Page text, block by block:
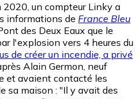
2020, un compteur Linky a
informations de France Bleu
des Deux Eaux que le
l'explosion vers 4 heures du
de créer un incendie, a privé
Alain Germon, neuf
et avaient contacté les
sa maison : "Il y avait des